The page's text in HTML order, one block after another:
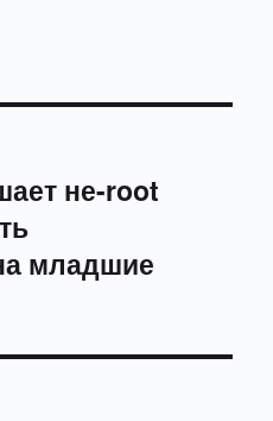
не-root
младшие